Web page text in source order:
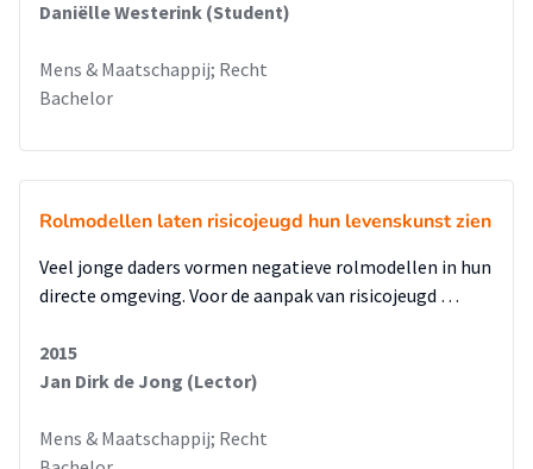
een eigen zorgindicatie kunnen afgeven. De zorgindicatie
zorgt er op dit moment voor dat een interventie niet
deze zo snel mogelijk ingezet te worden.
Daniëlle Westerink (Student)
Mens & Maatschappij; Recht
Bachelor
Rolmodellen laten risicojeugd hun levenskunst zien
Veel jonge daders vormen negatieve rolmodellen in hun
directe omgeving. Voor de aanpak van risicojeugd …
2015
Jan Dirk de Jong (Lector)
Mens & Maatschappij; Recht